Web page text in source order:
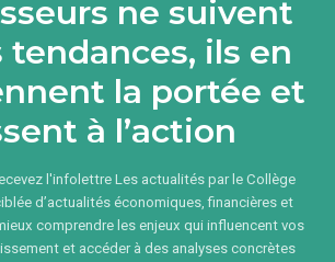
ne suivent
tendances, ils en
la portée et
à l’action
l'infolettre Les actualités par le Collège
d’actualités économiques, financières et
comprendre les enjeux qui influencent vos
et accéder à des analyses concrètes